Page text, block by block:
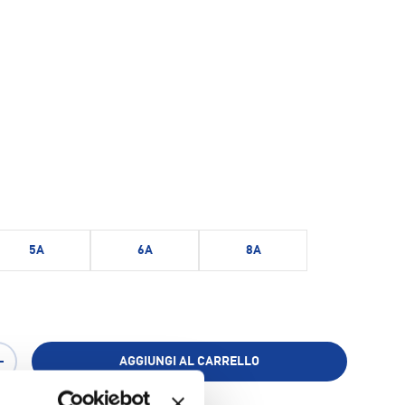
5A 6A 8A
AGGIUNGI AL CARRELLO